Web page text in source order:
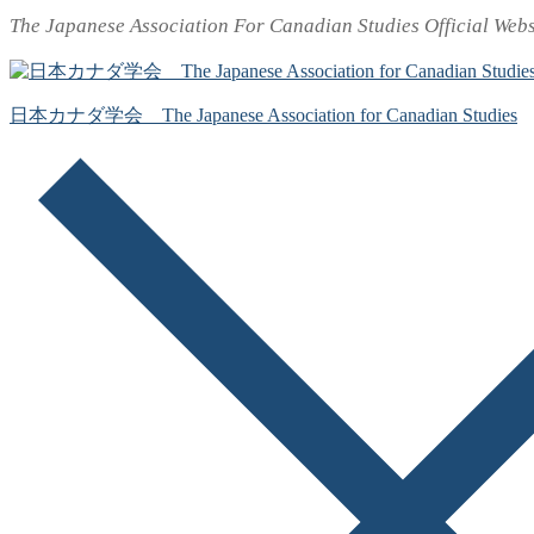
コ
ン
テ
ン
ツ
メ
ニ
ュ
ー
閉
じ
る
The Japanese Association For Canadian Studies Official
日本カナダ学会 The Japanese Association for Canadian Studies